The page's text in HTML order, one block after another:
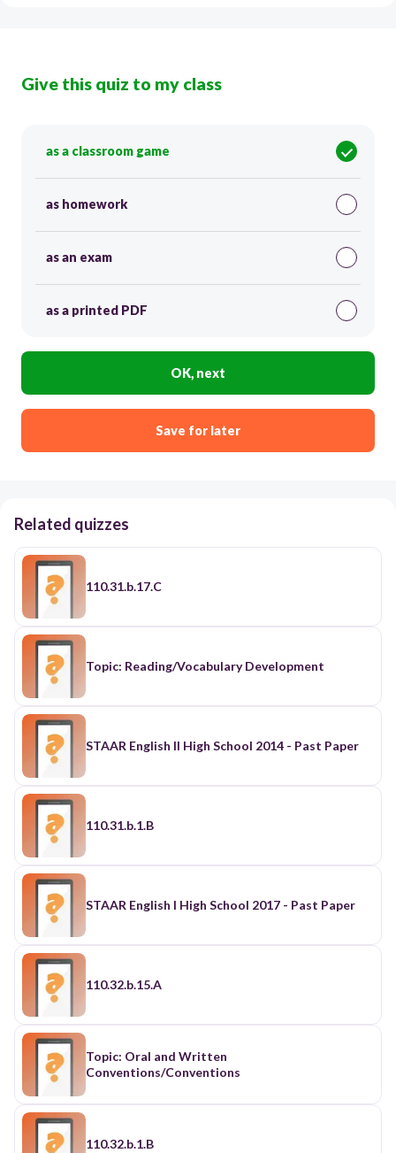
Give this quiz to my class
as a classroom game
as homework
as an exam
as a printed PDF
OK, next
Save for later
Related quizzes
110.31.b.17.C
Topic: Reading/Vocabulary Development
STAAR English II High School 2014 - Past Paper
110.31.b.1.B
STAAR English I High School 2017 - Past Paper
110.32.b.15.A
Topic: Oral and Written
Conventions/Conventions
110.32.b.1.B